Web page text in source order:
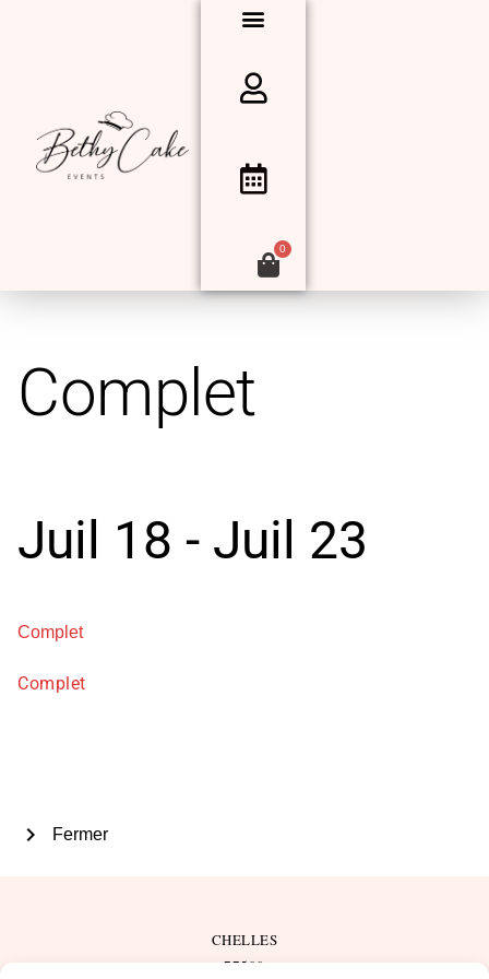
0
Complet
Juil 18 - Juil 23
Complet
Complet
Fermer
chevron_right
CHELLES
77500